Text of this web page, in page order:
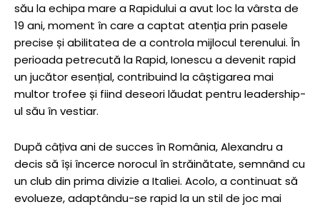
său la echipa mare a Rapidului a avut loc la vârsta de
19 ani, moment în care a captat atenția prin pasele
precise și abilitatea de a controla mijlocul terenului. În
perioada petrecută la Rapid, Ionescu a devenit rapid
un jucător esențial, contribuind la câștigarea mai
multor trofee și fiind deseori lăudat pentru leadership-
ul său în vestiar.
După câțiva ani de succes în România, Alexandru a
decis să își încerce norocul în străinătate, semnând cu
un club din prima divizie a Italiei. Acolo, a continuat să
evolueze, adaptându-se rapid la un stil de joc mai